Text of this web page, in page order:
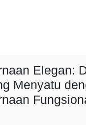
Elegan:
Menyatu